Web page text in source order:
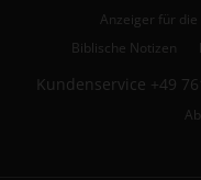
Anzeiger für die
Biblische Notizen
Kundenservice +49